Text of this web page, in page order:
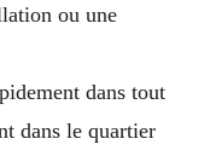
ou une
dans tout
dans le quartier